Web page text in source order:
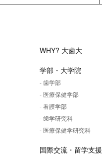
大阪歯科大学WHY? 大歯大
学部・大学院
- 歯学部
- 医療保健学部
- 看護学部
- 歯学研究科
- 医療保健学研究科
国際交流・留学支援